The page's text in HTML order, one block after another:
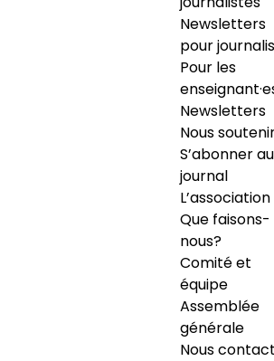
Newsletters
pour
Pour les
Newsletters
Nous
S’abonner au
journal
L’association
Que faisons-
nous?
Comité et
équipe
Assemblée
générale
Nous